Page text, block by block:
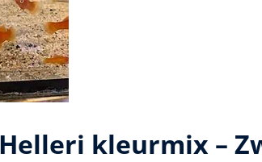
kleurmix –